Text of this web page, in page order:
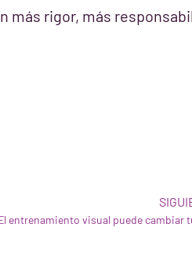
más rigor, más
entrenamiento visual puede cambiar